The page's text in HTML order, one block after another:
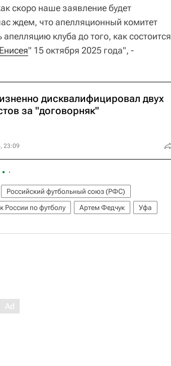
скоро наше заявление будет
ждем, что апелляционный комитет
клуба до того, как состоится
Енисея" 15 октября 2025 года", -
дисквалифицировал двух
за "договорняк"
23:09
Российский футбольный союз (РФС)
России по футболу Артем Федчук
Уфа